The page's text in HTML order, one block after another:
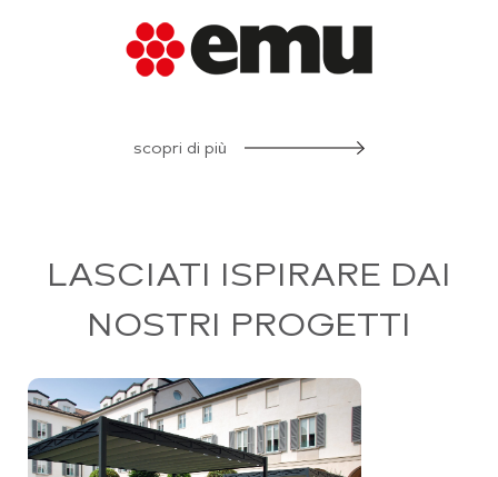
scopri di più
LASCIATI ISPIRARE DAI
NOSTRI PROGETTI